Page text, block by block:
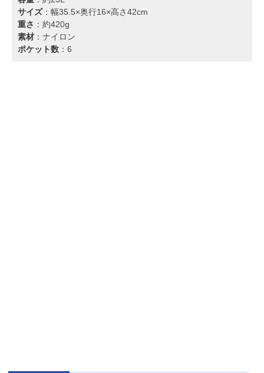
サイズ：幅35.5×奥行16×高さ42cm
重さ ：約420g
素材 ：ナイロン
ポケット数 ：6